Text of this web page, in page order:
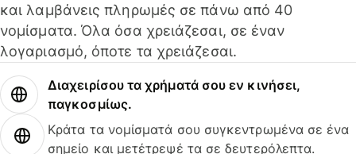
και λαμβάνεις πληρωμές σε πάνω από 40
νομίσματα. Όλα όσα χρειάζεσαι, σε έναν
λογαριασμό, όποτε τα χρειάζεσαι.
Διαχειρίσου τα χρήματά σου εν κινήσει,
παγκοσμίως.
Κράτα τα νομίσματά σου συγκεντρωμένα σε ένα
σημείο και μετέτρεψέ τα σε δευτερόλεπτα.